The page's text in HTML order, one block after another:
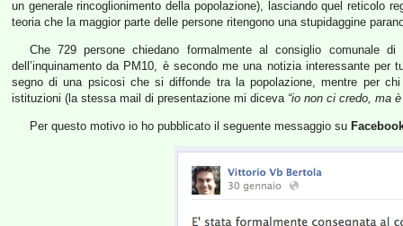
un generale rincoglionimento della popolazione), lasciando quel reticolo
teoria che la maggior parte delle persone ritengono una stupidaggine
Che 729 persone chiedano formalmente al consiglio comunale
dell’inquinamento da PM10, è secondo me una notizia interessante
segno di una psicosi che si diffonde tra la popolazione, mentre per
istituzioni (la stessa mail di presentazione mi diceva “io non ci credo, ma
Per questo motivo io ho pubblicato il seguente messaggio su